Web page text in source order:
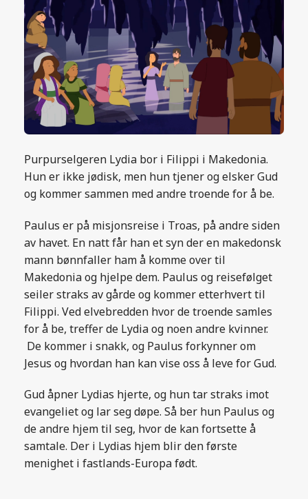
Purpurselgeren Lydia bor i Filippi i Makedonia.
Hun er ikke jødisk, men hun tjener og elsker Gud
og kommer sammen med andre troende for å be.
Paulus er på misjonsreise i Troas, på andre siden
av havet. En natt får han et syn der en makedonsk
mann bønnfaller ham å komme over til
Makedonia og hjelpe dem. Paulus og reisefølget
seiler straks av gårde og kommer etterhvert til
Filippi. Ved elvebredden hvor de troende samles
for å be, treffer de Lydia og noen andre kvinner.
De kommer i snakk, og Paulus forkynner om
Jesus og hvordan han kan vise oss å leve for Gud.
Gud åpner Lydias hjerte, og hun tar straks imot
evangeliet og lar seg døpe. Så ber hun Paulus og
de andre hjem til seg, hvor de kan fortsette å
samtale. Der i Lydias hjem blir den første
menighet i fastlands-Europa født.